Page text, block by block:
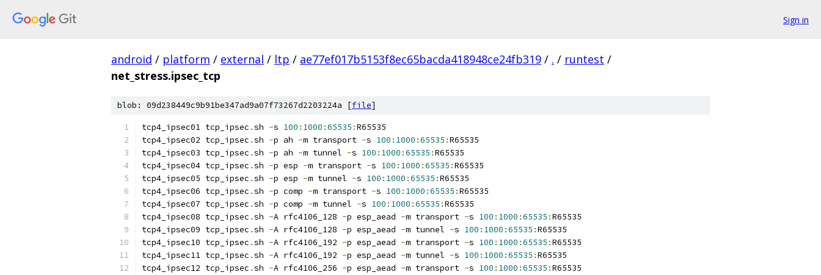
Sign in
android / platform / external / ltp / ae77ef017b5153f8ec65bacda418948ce24fb319 / . / runtest /
net_stress.ipsec_tcp
blob: 09d238449c9b91be347ad9a07f73267d2203224a [file]
tcp4_ipsec01 tcp_ipsec .sh -s 100 : 1000 :65535 :R65535
tcp4_ipsec02 tcp_ipsec .sh -p ah -m transport -s 100 : 1000 :65535 :R65535
tcp4_ipsec03 tcp_ipsec .sh -p ah -m tunnel -s 100 : 1000 :65535 :R65535
tcp4_ipsec04 tcp_ipsec .sh -p esp -m transport -s 100 : 1000 :65535 :R65535
tcp4_ipsec05 tcp_ipsec .sh -p esp -m tunnel -s 100 : 1000 :65535 :R65535
tcp4_ipsec06 tcp_ipsec .sh -p comp -m transport -s 100 : 1000 :65535 :R65535
tcp4_ipsec07 tcp_ipsec .sh -p comp -m tunnel -s 100 : 1000 :65535 :R65535
tcp4_ipsec08 tcp_ipsec .sh -A rfc4106_128 -p esp_aead -m transport -s 100 : 1000 :65535 :R65535
tcp4_ipsec09 tcp_ipsec .sh -A rfc4106_128 -p esp_aead -m tunnel -s 100 : 1000 :65535 :R65535
tcp4_ipsec10 tcp_ipsec .sh -A rfc4106_192 -p esp_aead -m transport -s 100 : 1000 :65535 :R65535
tcp4_ipsec11 tcp_ipsec .sh -A rfc4106_192 -p esp_aead -m tunnel -s 100 : 1000 :65535 :R65535
tcp4_ipsec12 tcp_ipsec .sh -A rfc4106_256 -p esp_aead -m transport -s 100 : 1000 :65535 :R65535